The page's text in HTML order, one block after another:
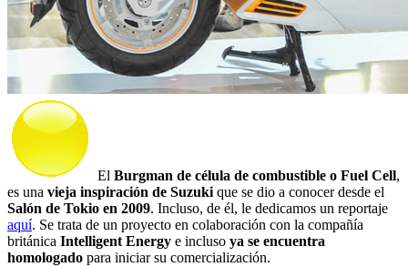
El Burgman de célula de combustible o Fuel Cell,
es una vieja inspiración de Suzukique se dio a conocer desde el
Salón de Tokio en 2009. Incluso, de él, le dedicamos un reportaje
aquí. Se trata de un proyecto en colaboración con la compañía
británica Intelligent Energy e incluso ya se encuentra
homologado para iniciar su comercialización.